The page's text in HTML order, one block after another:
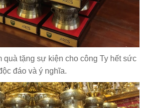
quà tặng sự kiện cho công Ty hết sức
đáo và ý nghĩa.